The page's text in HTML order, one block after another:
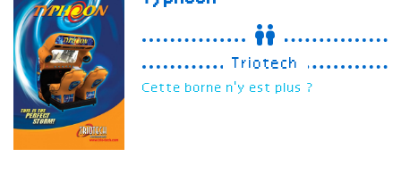
Triotech
Cette borne n'y est plus ?